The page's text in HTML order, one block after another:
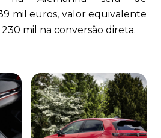
mil euros, valor equivalente
mil na conversão direta.